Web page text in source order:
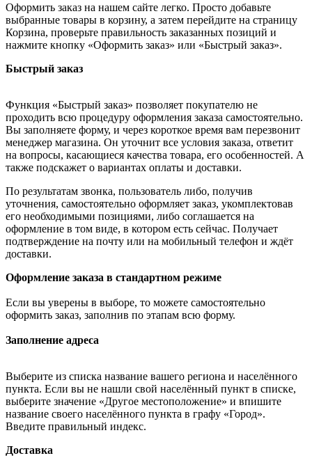
Оформить заказ на нашем сайте легко. Просто добавьте
выбранные товары в корзину, а затем перейдите на страницу
Корзина, проверьте правильность заказанных позиций и
нажмите кнопку «Оформить заказ» или «Быстрый заказ».
Быстрый заказ
Функция «Быстрый заказ» позволяет покупателю не
проходить всю процедуру оформления заказа самостоятельно.
Вы заполняете форму, и через короткое время вам перезвонит
менеджер магазина. Он уточнит все условия заказа, ответит
на вопросы, касающиеся качества товара, его особенностей. А
также подскажет о вариантах оплаты и доставки.
По результатам звонка, пользователь либо, получив
уточнения, самостоятельно оформляет заказ, укомплектовав
его необходимыми позициями, либо соглашается на
оформление в том виде, в котором есть сейчас. Получает
подтверждение на почту или на мобильный телефон и ждёт
доставки.
Оформление заказа в стандартном режиме
Если вы уверены в выборе, то можете самостоятельно
оформить заказ, заполнив по этапам всю форму.
Заполнение адреса
Выберите из списка название вашего региона и населённого
пункта. Если вы не нашли свой населённый пункт в списке,
выберите значение «Другое местоположение» и впишите
название своего населённого пункта в графу «Город».
Введите правильный индекс.
Доставка